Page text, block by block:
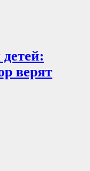
верят